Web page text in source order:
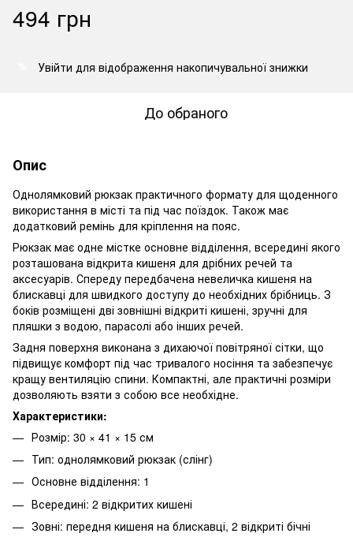
494 грн
Увійти для відображення накопичувальної знижки
До обраного
Опис
Однолямковий рюкзак практичного формату для щоденного
використання в місті та під час поїздок. Також має
додатковий ремінь для кріплення на пояс.
Рюкзак має одне містке основне відділення, всередині якого
розташована відкрита кишеня для дрібних речей та
аксесуарів. Спереду передбачена невеличка кишеня на
блискавці для швидкого доступу до необхідних брібниць. З
боків розміщені дві зовнішні відкриті кишені, зручні для
пляшки з водою, парасолі або інших речей.
Задня поверхня виконана з дихаючої повітряної сітки, що
підвищує комфорт під час тривалого носіння та забезпечує
кращу вентиляцію спини. Компактні, але практичні розміри
дозволяють взяти з собою все необхідне.
Характеристики:
Розмір: 30 × 41 × 15 см
Тип: однолямковий рюкзак (слінг)
Основне відділення: 1
Всередині: 2 відкритих кишені
Зовні: передня кишеня на блискавці, 2 відкриті бічні